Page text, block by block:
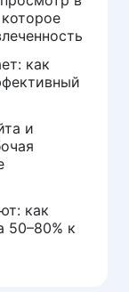
как
и
как
50–80% к